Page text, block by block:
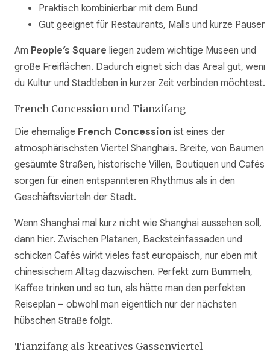
Praktisch kombinierbar mit dem Bund
Gut geeignet für Restaurants, Malls und kurze Pausen
Am People’s Square liegen zudem wichtige Museen und
große Freiflächen. Dadurch eignet sich das Areal gut, wenn
du Kultur und Stadtleben in kurzer Zeit verbinden möchtest.
French Concession und Tianzifang
Die ehemalige French Concession ist eines der
atmosphärischsten Viertel Shanghais. Breite, von Bäumen
gesäumte Straßen, historische Villen, Boutiquen und Cafés
sorgen für einen entspannteren Rhythmus als in den
Geschäftsvierteln der Stadt.
Wenn Shanghai mal kurz nicht wie Shanghai aussehen soll,
dann hier. Zwischen Platanen, Backsteinfassaden und
schicken Cafés wirkt vieles fast europäisch, nur eben mit
chinesischem Alltag dazwischen. Perfekt zum Bummeln,
Kaffee trinken und so tun, als hätte man den perfekten
Reiseplan – obwohl man eigentlich nur der nächsten
hübschen Straße folgt.
Tianzifang als kreatives Gassenviertel